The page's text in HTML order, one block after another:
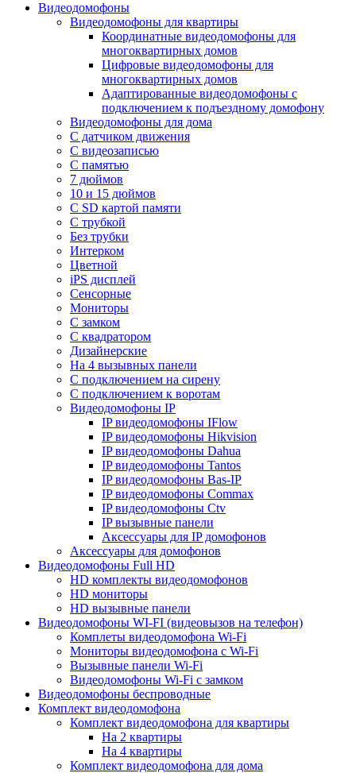
Видеодомофоны
Видеодомофоны для квартиры
Координатные видеодомофоны для
многоквартирных домов
Цифровые видеодомофоны для
многоквартирных домов
Адаптированные видеодомофоны с
подключением к подъездному домофону
Видеодомофоны для дома
С датчиком движения
С видеозаписью
C памятью
7 дюймов
10 и 15 дюймов
С SD картой памяти
С трубкой
Без трубки
Интерком
Цветной
iPS дисплей
Сенсорные
Мониторы
С замком
C квадратором
Дизайнерские
На 4 вызывных панели
С подключением на сирену
С подключением к воротам
Видеодомофоны IP
IP видеодомофоны IFlow
IP видеодомофоны Hikvision
IP видеодомофоны Dahua
IP видеодомофоны Tantos
IP видеодомофоны Bas-IP
IP видеодомофоны Commax
IP видеодомофоны Ctv
IP вызывные панели
Аксессуары для IP домофонов
Аксессуары для домофонов
Видеодомофоны Full HD
HD комплекты видеодомофонов
HD мониторы
HD вызывные панели
Видеодомофоны WI-FI (видеовызов на телефон)
Комплеты видеодомофона Wi-Fi
Мониторы видеодомофона с Wi-Fi
Вызывные панели Wi-Fi
Видеодомофоны Wi-Fi с замком
Видеодомофоны беспроводные
Комплект видеодомофона
Комплект видеодомофона для квартиры
На 2 квартиры
На 4 квартиры
Комплект видеодомофона для дома